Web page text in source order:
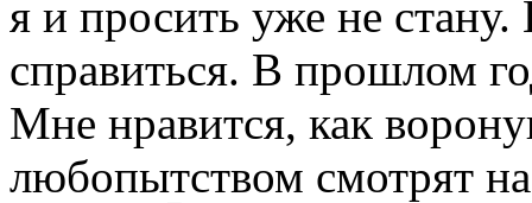
я и просить уже не
справиться. В прошлом
Мне нравится, как
любопытством смотрят